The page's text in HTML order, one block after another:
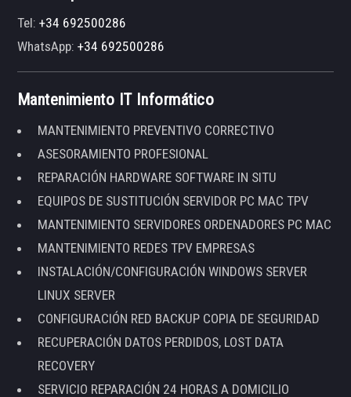
Tel:+34 692500286
WhatsApp:+34 692500286
Mantenimiento IT Informático
MANTENIMIENTO PREVENTIVO CORRECTIVO
ASESORAMIENTO PROFESIONAL
REPARACIÓN HARDWARE SOFTWARE IN SITU
EQUIPOS DE SUSTITUCIÓN SERVIDOR PC MAC TPV
MANTENIMIENTO SERVIDORES ORDENADORES PC MAC
MANTENIMIENTO REDES TPV EMPRESAS
INSTALACIÓN/CONFIGURACIÓN WINDOWS SERVER
LINUX SERVER
CONFIGURACIÓN RED BACKUP COPIA DE SEGURIDAD
RECUPERACIÓN DATOS PERDIDOS, LOST DATA
RECOVERY
SERVICIO REPARACIÓN 24 HORAS A DOMICILIO